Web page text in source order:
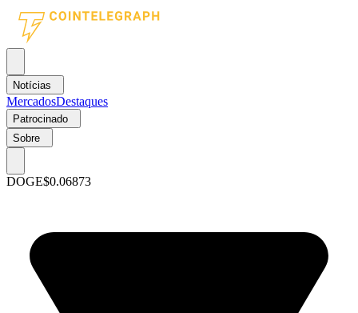
Notícias
MercadosDestaques
Patrocinado
Sobre
DOGE$0.06873